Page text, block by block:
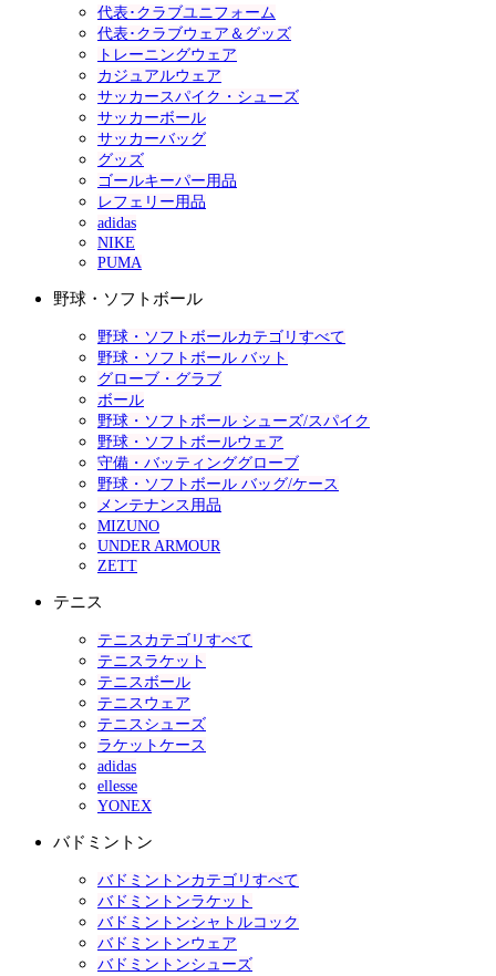
代表･クラブユニフォーム
代表･クラブウェア＆グッズ
トレーニングウェア
カジュアルウェア
サッカースパイク・シューズ
サッカーボール
サッカーバッグ
グッズ
ゴールキーパー用品
レフェリー用品
adidas
NIKE
PUMA
野球・ソフトボール
野球・ソフトボールカテゴリすべて
野球・ソフトボール バット
グローブ・グラブ
ボール
野球・ソフトボール シューズ/スパイク
野球・ソフトボールウェア
守備・バッティンググローブ
野球・ソフトボール バッグ/ケース
メンテナンス用品
MIZUNO
UNDER ARMOUR
ZETT
テニス
テニスカテゴリすべて
テニスラケット
テニスボール
テニスウェア
テニスシューズ
ラケットケース
adidas
ellesse
YONEX
バドミントン
バドミントンカテゴリすべて
バドミントンラケット
バドミントンシャトルコック
バドミントンウェア
バドミントンシューズ